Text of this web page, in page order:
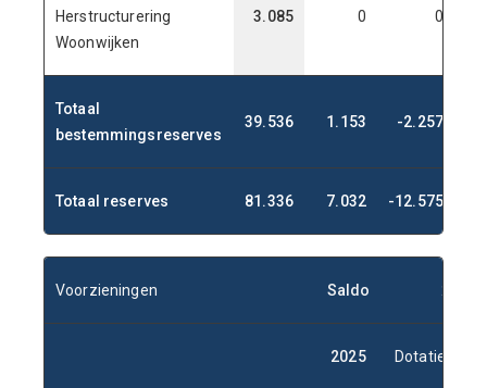
Herstructurering
Woonwijken
3.085 0 0
Totaal
bestemmingsreserves
39.536 1.153 -2.257
Totaal reserves 81.336 7.032 -12.575
Voorzieningen Saldo 2026
2025 Dotatie